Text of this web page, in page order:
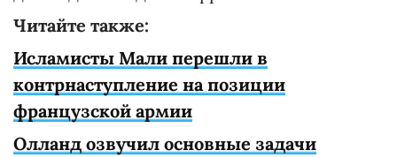
Читайте также:
Исламисты Мали перешли в
контрнаступление на позиции
французcкой армии
Олланд озвучил основные задачи